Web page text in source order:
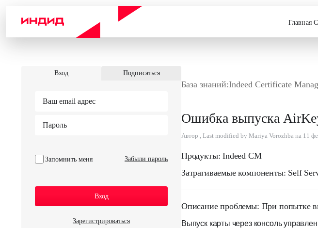
Главная
Вход Подписаться
Запомнить меня Забыли пароль
Зарегистрироваться
База знаний:Indeed Certificate
Ошибка выпуска
Автор , Last modified by Mariya Vorozhba на 11
Продукты: Indeed CM
Затрагиваемые компоненты: Self
Описание проблемы: При попытке
Выпуск карты через консоль